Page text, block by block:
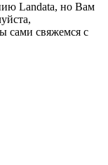
Landata, но Вам
сами свяжемся с